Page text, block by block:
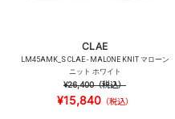
CLAE
LM45AMK_S CLAE - MALONE KNIT マローン
ニット ホワイト
¥26,400（税込）
¥15,840（税込）